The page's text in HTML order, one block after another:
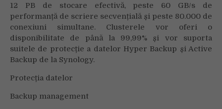
12 PB de stocare efectivă, peste 60 GB/s de
performanță de scriere secvențială și peste 80.000 de
conexiuni simultane. Clusterele vor oferi o
disponibilitate de până la 99,99% și vor suporta
suitele de protecție a datelor Hyper Backup și Active
Backup de la Synology.
Protecția datelor
Backup management